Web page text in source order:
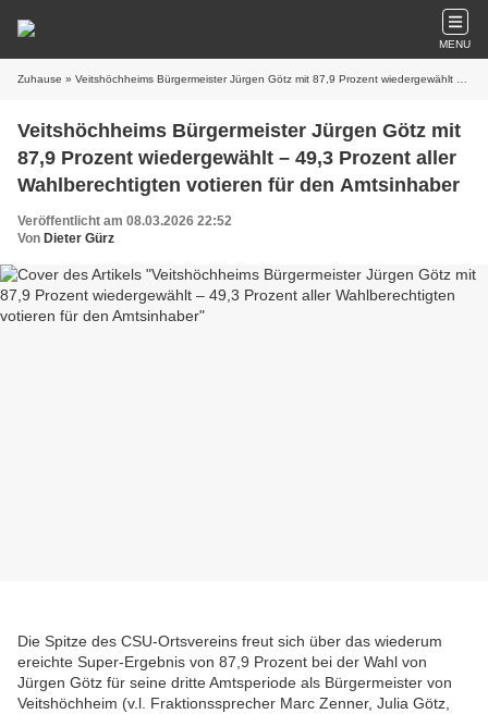
MENU
Zuhause » Veitshöchheims Bürgermeister Jürgen Götz mit 87,9 Prozent wiedergewählt – 49,3 Prozent aller Wahlberechtigten votieren für den Amtsinhaber
Veitshöchheims Bürgermeister Jürgen Götz mit
87,9 Prozent wiedergewählt – 49,3 Prozent aller
Wahlberechtigten votieren für den Amtsinhaber
Veröffentlicht am 08.03.2026 22:52
Von Dieter Gürz
Die Spitze des CSU-Ortsvereins freut sich über das wiederum
ereichte Super-Ergebnis von 87,9 Prozent bei der Wahl von
Jürgen Götz für seine dritte Amtsperiode als Bürgermeister von
Veitshöchheim (v.l. Fraktionssprecher Marc Zenner, Julia Götz,